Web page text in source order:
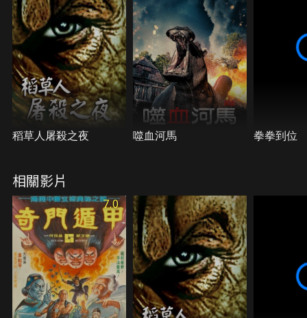
稻草人屠殺之夜 噬血河馬 拳拳到位
相關影片
7.0